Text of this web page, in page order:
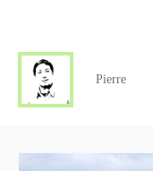
Pierre